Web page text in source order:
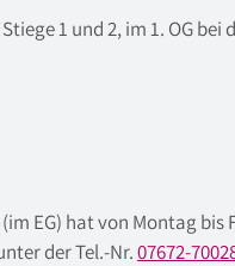
1 und 2, im 1. OG
EG) hat von Montag bis
der Tel.-Nr.07672-